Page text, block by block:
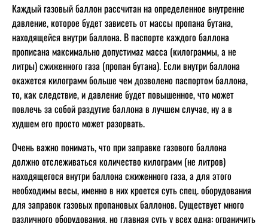
Каждый газовый баллон рассчитан на определенное внутренне
давление, которое будет зависеть от массы пропана бутана,
находящейся внутри баллона. В паспорте каждого баллона
прописана максимально допустимаz масса (килограммы, а не
литры) сжиженного газа (пропан бутана). Если внутри баллона
окажется килограмм больше чем дозволено паспортом баллона,
то, как следствие, и давление будет повышенное, что может
повлечь за собой раздутие баллона в лучшем случае, ну а в
худшем его просто может разорвать.
Очень важно понимать, что при заправке газового баллона
должно отслеживаться количество килограмм (не литров)
находящегося внутри баллона сжиженного газа, а для этого
необходимы весы, именно в них кроется суть спец. оборудования
для заправок газовых пропановых баллонов. Существует много
различного оборудования, но главная суть у всех одна: ограничить